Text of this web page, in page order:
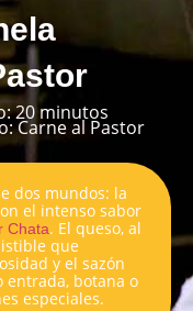
20 minutos
Carne al Pastor
dos mundos: la
el intenso sabor
Chata. El queso, al
que
y el sazón
entrada, botana o
especiales.